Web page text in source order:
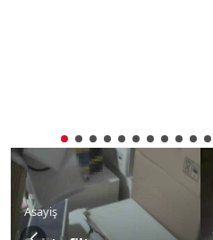
Asayiş
Jandarma